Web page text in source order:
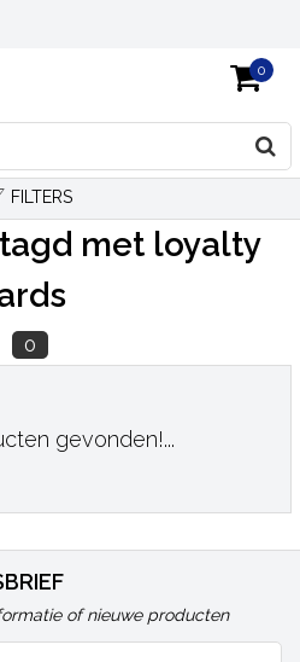
0
FILTERS
met loyalty
0
gevonden!...
of nieuwe producten